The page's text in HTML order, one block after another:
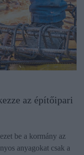
az építőipari
be a kormány az
anyagokat csak a